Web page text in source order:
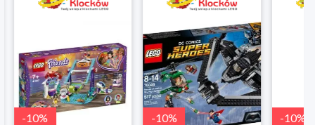
-10% -10% -10%